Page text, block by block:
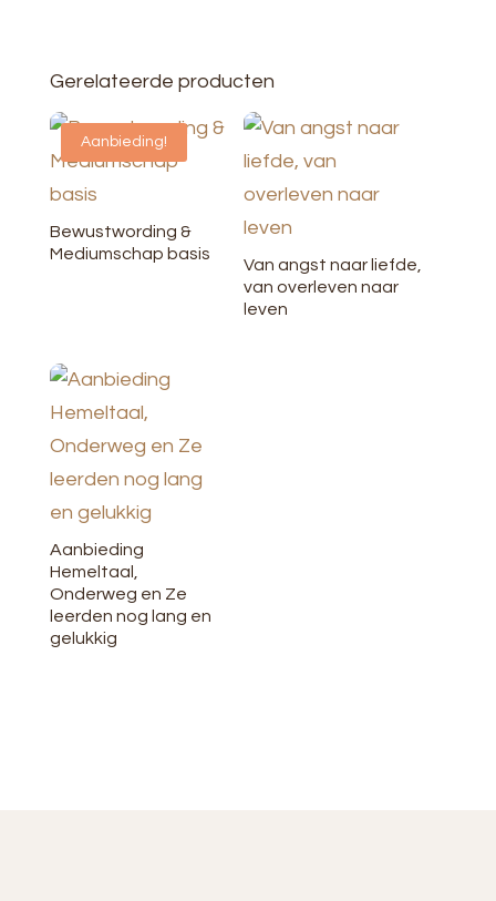
Gerelateerde producten
Aanbieding!
Bewustwording &
Mediumschap basis
Van angst naar liefde,
van overleven naar
leven
Aanbieding
Hemeltaal,
Onderweg en Ze
leerden nog lang en
gelukkig